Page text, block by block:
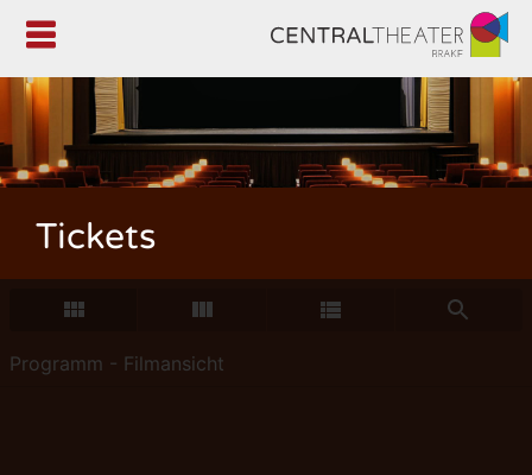

Tickets